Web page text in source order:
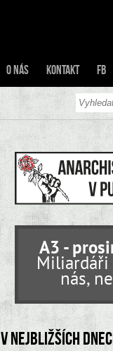
O nás Kontakt FB
A3 -
nás,
V nejbližších